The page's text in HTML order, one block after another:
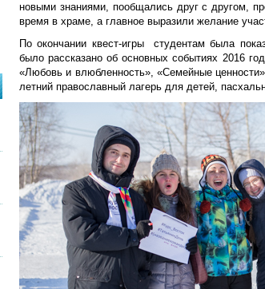
новыми знаниями, пообщались друг с другом,
время в храме, а главное выразили желание
По окончании квест-игры студентам была
было рассказано об основных событиях 2016
«Любовь и влюбленность», «Семейные
летний православный лагерь для детей,